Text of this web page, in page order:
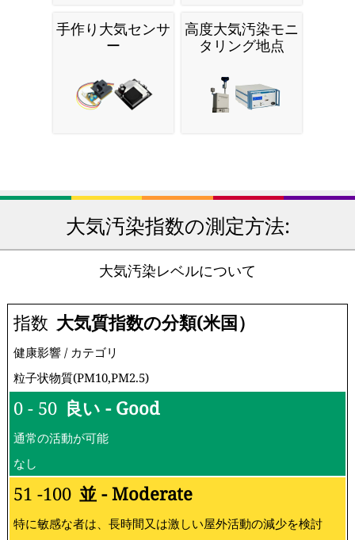
手作り大気センサ
ー
高度大気汚染モニ
タリング地点
大気汚染指数の測定方法:
大気汚染レベルについて
指数 大気質指数の分類(米国）
健康影響 / カテゴリ
粒子状物質(PM10,PM2.5)
0 - 50 良い - Good
通常の活動が可能
なし
51 -100 並 - Moderate
特に敏感な者は、長時間又は激しい屋外活動の減少を検討